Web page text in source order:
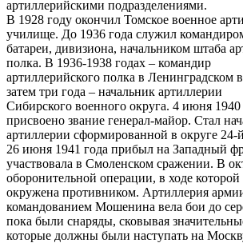
артиллерийскими подразделениями.
В 1928 году окончил Томское военное
училище. До 1936 года служил
батареи, дивизиона, начальником штаба
полка. В 1936-1938 годах – командир
артиллерийского полка в Ленинградском
затем три года – начальник артиллерии
Сибирского военного округа. 4 июня
присвоено звание генерал-майор. Стал
артиллерии сформированной в округе 24-
26 июня 1941 года прибыл на Западный
участвовала в Смоленском сражении. В
оборонительной операции, в ходе которой
окружена противником. Артиллерия
командованием Мошенина вела бои до
пока были снаряды, сковывая
которые должны были наступать на